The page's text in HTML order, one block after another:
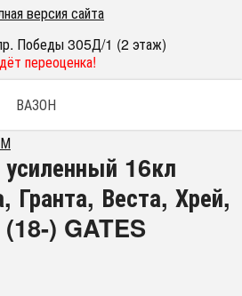
версия сайта
Победы 305Д/1 (2 этаж)
переоценка!
ВАЗОН
16кл
Гранта, Веста, Хрей,
(18-) GATES